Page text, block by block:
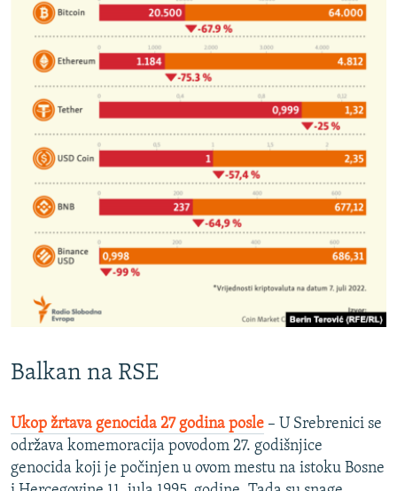
Balkan na RSE
Ukop žrtava genocida 27 godina posle – U Srebrenici se
održava komemoracija povodom 27. godišnjice
genocida koji je počinjen u ovom mestu na istoku Bosne